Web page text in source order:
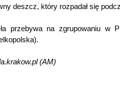
deszcz, który rozpadał się
przebywa na zgrupowaniu w
(AM)